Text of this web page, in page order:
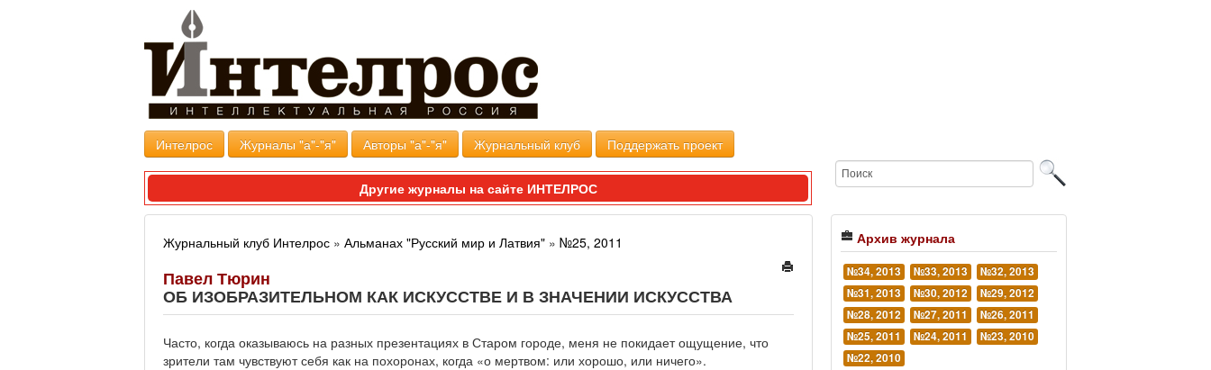
Интелрос Журналы "а"-"я" Авторы "а"-"я" Журнальный клуб Поддержать проект
Другие журналы на сайте ИНТЕЛРОС
Журнальный клуб Интелрос » Альманах "Русский мир и Латвия" » №25, 2011
Павел Тюрин
ОБ ИЗОБРАЗИТЕЛЬНОМ КАК ИСКУССТВЕ И В ЗНАЧЕНИИ ИСКУССТВА
Часто, когда оказываюсь на разных презентациях в Старом городе, меня не покидает ощущение, что
зрители там чувствуют себя как на похоронах, когда «о мертвом: или хорошо, или ничего».
Архив журнала
№34, 2013 №33, 2013
№32, 2013
№31, 2013
№30, 2012
№29, 2012
№28, 2012
№27, 2011
№26, 2011
№25, 2011
№24, 2011
№23, 2010
№22, 2010